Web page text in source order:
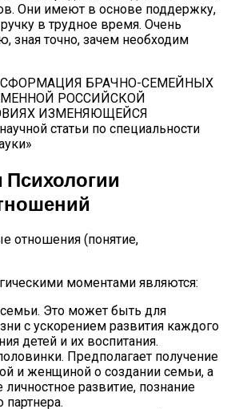
Они имеют в основе поддержку,
в трудное время. Очень
зная точно, зачем необходим
БРАЧНО-СЕМЕЙНЫХ
РОССИЙСКОЙ
ИЗМЕНЯЮЩЕЙСЯ
статьи по специальности
моментами являются:
Это может быть для
с ускорением развития каждого
детей и их воспитания.
Предполагает получение
и женщиной о создании семьи, а
развитие, познание
партнера.